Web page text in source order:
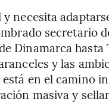
necesita
secretario
Dinamarca
y las
en el camino
masiva y